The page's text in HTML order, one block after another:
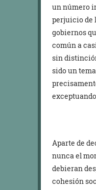
un número
perjuicio de
gobiernos
común a
sin
sido un
Aparte de
nunca el
debieran
cohesión